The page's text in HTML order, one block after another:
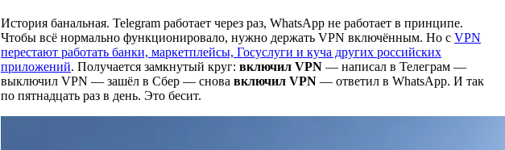
История банальная. Telegram работает через раз, WhatsApp не работает в принципе.
Чтобы всё нормально функционировало, нужно держать VPN включённым. Но с VPN
перестают работать банки, маркетплейсы, Госуслуги и куча других российских
приложений. Получается замкнутый круг: включил VPN — написал в Телеграм —
выключил VPN — зашёл в Сбер — снова включил VPN — ответил в WhatsApp. И так
по пятнадцать раз в день. Это бесит.